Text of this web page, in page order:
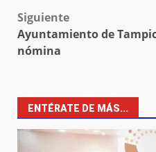
Siguiente
Ayuntamiento de
nómina
ENTÉRATE DE MÁS...